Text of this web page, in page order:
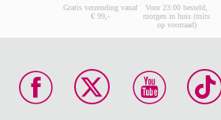
Gratis verzending vanaf
€ 99,-
Voor 23:00 besteld,
morgen in huis (mits
op voorraad)